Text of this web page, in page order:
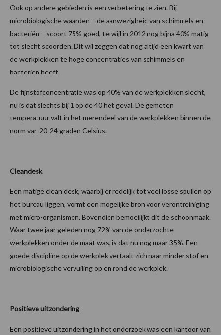
Ook op andere gebieden is een verbetering te zien. Bij
microbiologische waarden – de aanwezigheid van schimmels en
bacteriën – scoort 75% goed, terwijl in 2012 nog bijna 40% matig
tot slecht scoorden. Dit wil zeggen dat nog altijd een kwart van
de werkplekken te hoge concentraties van schimmels en
bacteriën heeft.
De fijnstofconcentratie was op 40% van de werkplekken slecht,
nu is dat slechts bij 1 op de 40 het geval. De gemeten
temperatuur valt in het merendeel van de werkplekken binnen de
norm van 20-24 graden Celsius.
Cleandesk
Een matige clean desk, waarbij er redelijk tot veel losse spullen op
het bureau liggen, vormt een mogelijke bron voor verontreiniging
met micro-organismen. Bovendien bemoeilijkt dit de schoonmaak.
Waar twee jaar geleden nog 72% van de onderzochte
werkplekken onder de maat was, is dat nu nog maar 35%. Een
goede discipline op de werkplek vertaalt zich naar minder stof en
microbiologische vervuiling op en rond de werkplek.
Positieve uitzondering
Een positieve uitzondering in het onderzoek was een kantoor van